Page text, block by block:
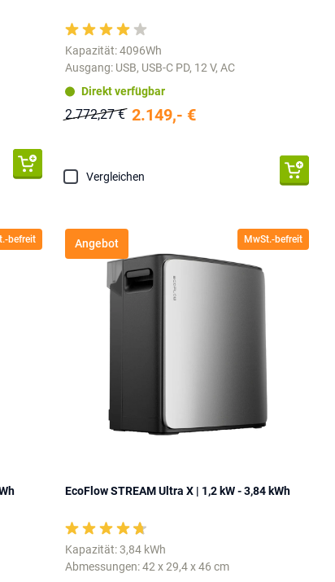
Kapazität: 4096Wh
Ausgang: USB, USB-C PD, 12 V, AC
Direkt verfügbar
2.772,27 € 2.149,- €
Vergleichen
befreit Angebot MwSt.-befreit
EcoFlow STREAM Ultra X | 1,2 kW - 3,84 kWh
Kapazität: 3,84 kWh
Abmessungen: 42 x 29,4 x 46 cm